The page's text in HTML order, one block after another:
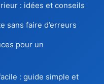
: idées et conseils
sans faire d’erreurs
pour un
: guide simple et